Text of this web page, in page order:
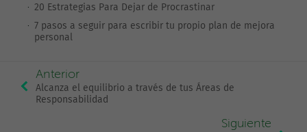
20 Estrategias Para Dejar de Procrastinar
7 pasos a seguir para escribir tu propio plan de mejora
personal
Anterior
Alcanza el equilibrio a través de tus Áreas de
Responsabilidad
Siguiente